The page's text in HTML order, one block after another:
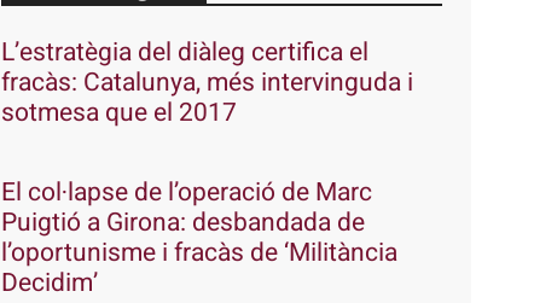
L’estratègia del diàleg certifica el
fracàs: Catalunya, més intervinguda i
sotmesa que el 2017
El col·lapse de l’operació de Marc
Puigtió a Girona: desbandada de
l’oportunisme i fracàs de ‘Militància
Decidim’